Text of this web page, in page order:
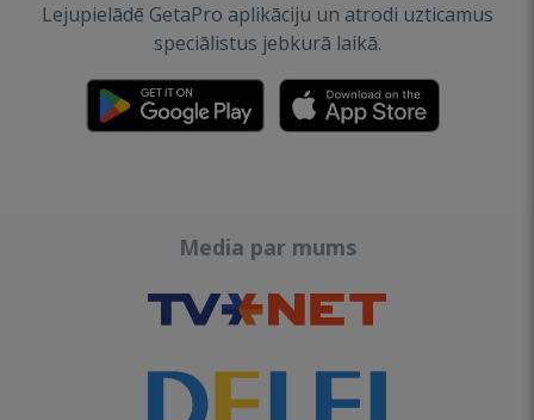
Lejupielādē GetaPro aplikāciju un atrodi uzticamus
speciālistus jebkurā laikā.
Media par mums